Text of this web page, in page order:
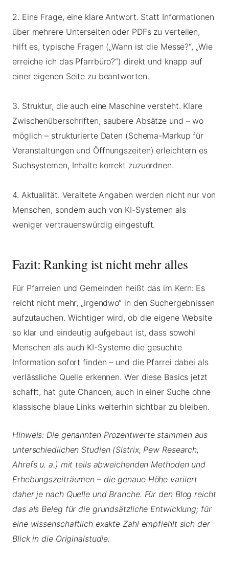
2. Eine Frage, eine klare Antwort. Statt Informationen
über mehrere Unterseiten oder PDFs zu verteilen,
hilft es, typische Fragen („Wann ist die Messe?“, „Wie
erreiche ich das Pfarrbüro?“) direkt und knapp auf
einer eigenen Seite zu beantworten.
3. Struktur, die auch eine Maschine versteht. Klare
Zwischenüberschriften, saubere Absätze und – wo
möglich – strukturierte Daten (Schema-Markup für
Veranstaltungen und Öffnungszeiten) erleichtern es
Suchsystemen, Inhalte korrekt zuzuordnen.
4. Aktualität. Veraltete Angaben werden nicht nur von
Menschen, sondern auch von KI-Systemen als
weniger vertrauenswürdig eingestuft.
Fazit: Ranking ist nicht mehr alles
Für Pfarreien und Gemeinden heißt das im Kern: Es
reicht nicht mehr, „irgendwo“ in den Suchergebnissen
aufzutauchen. Wichtiger wird, ob die eigene Website
so klar und eindeutig aufgebaut ist, dass sowohl
Menschen als auch KI-Systeme die gesuchte
Information sofort finden – und die Pfarrei dabei als
verlässliche Quelle erkennen. Wer diese Basics jetzt
schafft, hat gute Chancen, auch in einer Suche ohne
klassische blaue Links weiterhin sichtbar zu bleiben.
Hinweis: Die genannten Prozentwerte stammen aus
unterschiedlichen Studien (Sistrix, Pew Research,
Ahrefs u. a.) mit teils abweichenden Methoden und
Erhebungszeiträumen – die genaue Höhe variiert
daher je nach Quelle und Branche. Für den Blog reicht
das als Beleg für die grundsätzliche Entwicklung; für
eine wissenschaftlich exakte Zahl empfiehlt sich der
Blick in die Originalstudie.